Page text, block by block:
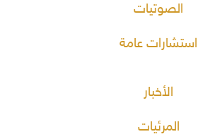
الصوتيات
استشارات عامة
الأخبار
المرئيات